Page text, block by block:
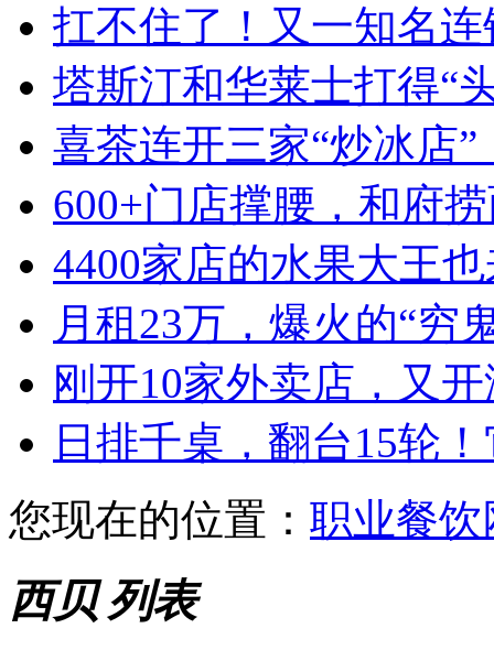
扛不住了！又一知名
塔斯汀和华莱士打得“
喜茶连开三家“炒冰店
600+门店撑腰，和府
4400家店的水果大王
月租23万，爆火的“穷
刚开10家外卖店，又
日排千桌，翻台15轮
您现在的位置： 职业餐饮
西贝 列表